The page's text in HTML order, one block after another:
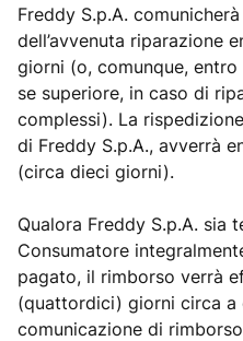
Freddy S.p.A.
dell’avvenuta riparazione
giorni (o, comunque,
se superiore, in caso di
complessi). La
di Freddy S.p.A., avverrà
(circa dieci giorni).
Qualora Freddy S.p.A. sia
Consumatore
pagato, il rimborso verrà
(quattordici) giorni circa a
comunicazione di